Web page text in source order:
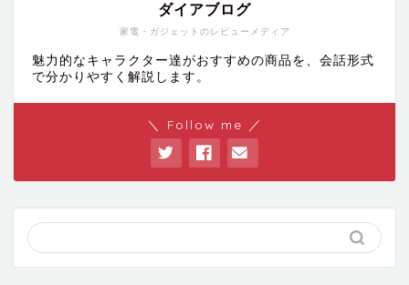
家電・ガジェットのレビューメディア
ダイアブログ
魅力的なキャラクター達がおすすめの商品を、会話形式
で分かりやすく解説します。
＼ Follow me ／